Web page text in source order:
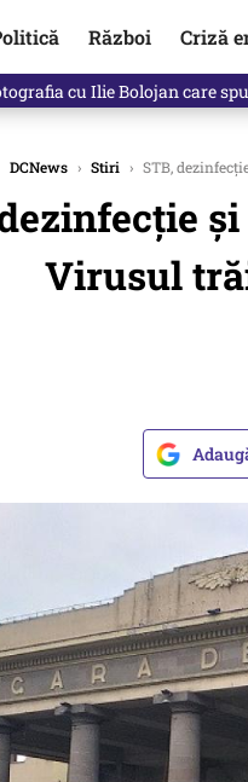
Război Criză
neștiute despre Mihai
DCNews › Stiri › STB,
Virusul